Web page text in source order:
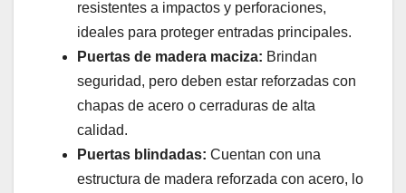
resistentes a impactos y perforaciones,
ideales para proteger entradas principales.
Puertas de madera maciza: Brindan
seguridad, pero deben estar reforzadas con
chapas de acero o cerraduras de alta
calidad.
Puertas blindadas: Cuentan con una
estructura de madera reforzada con acero, lo